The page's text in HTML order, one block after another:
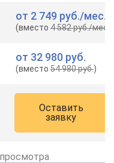
от 2 749 руб./мес.
(вместо4 582 руб./мес.
от 32 980 руб.
(вместо54 980 руб.)
Оставить
заявку
EMail